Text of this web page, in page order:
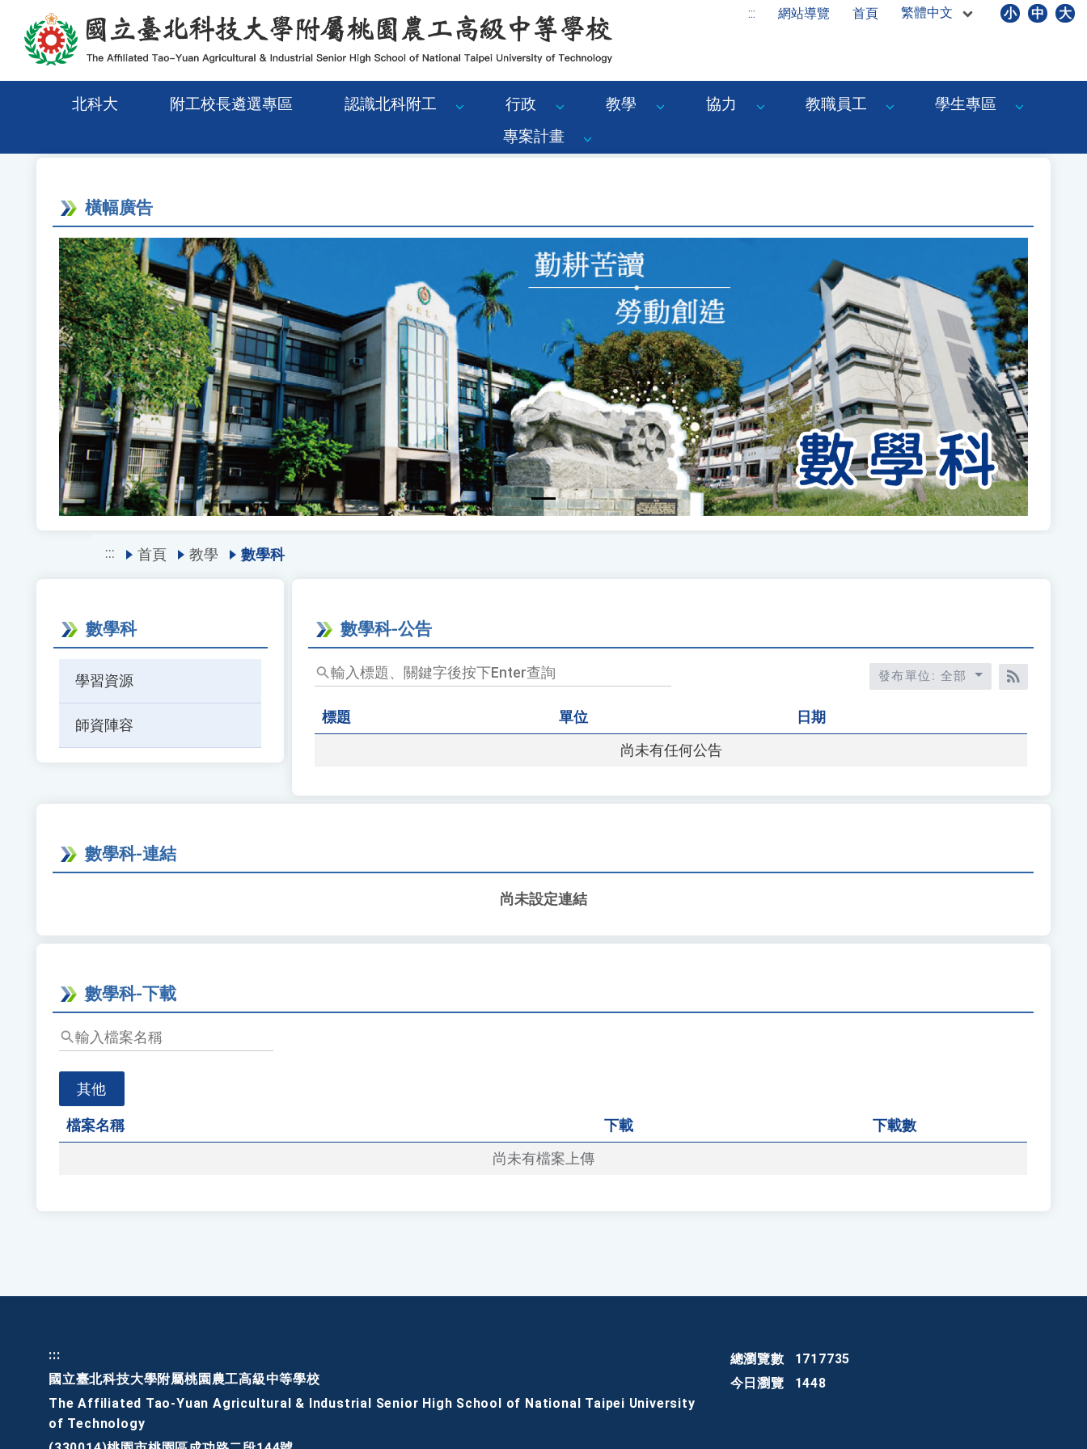
移至網頁之主要內容區位置 ::: 網站導覽 首頁 繁體中文 小 中 大
北科大 附工校長遴選專區 認識北科附工 行政 教學 協力 教職員工
學生專區
專案計畫
橫幅廣告
Previous Next
::: 首頁 教學 數學科
數學科
學習資源
師資陣容
數學科-公告
輸
入
標
題、
後
查
發布單位: 全部
RSS訂閱
標題 單位 日期
尚未有任何公告
數學科-連結
尚未設定連結
數學科-下載
輸
入
檔
名
稱
其他
檔案名稱 下載 下載數
尚未有檔案上傳
:::
國立臺北科技大學附屬桃園農工高級中等學校
The Affiliated Tao-Yuan Agricultural & Industrial Senior High School of National Taipei University
of Technology
總瀏覽數
1717735
今日瀏覽
1448